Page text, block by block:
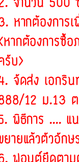
หากต้องการ
หากต้องการซื้
รับ>
จัดส่ง เอกริ
12 ม.13
พิธีการ .... แ
ยายแล้วตัวอัก